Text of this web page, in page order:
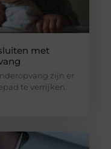
met
zijn er
te verrijken.